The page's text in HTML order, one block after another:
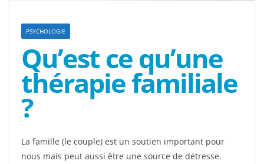
PSYCHOLOGIE
Qu’est ce qu’une
thérapie familiale
?
La famille (le couple) est un soutien important pour
nous mais peut aussi être une source de détresse.